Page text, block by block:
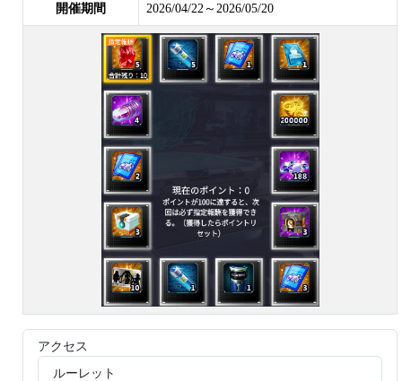
開催期間 2026/04/22～2026/05/20
アクセス
ルーレット